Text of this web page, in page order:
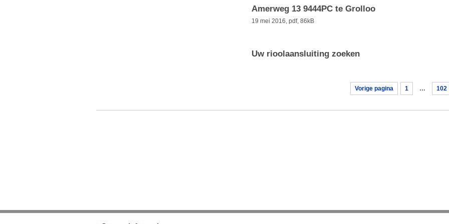
Amerweg 13 9444PC te Grolloo
19 mei 2016, pdf, 86kB
Uw rioolaansluiting zoeken
Vorige pagina 1 … 102